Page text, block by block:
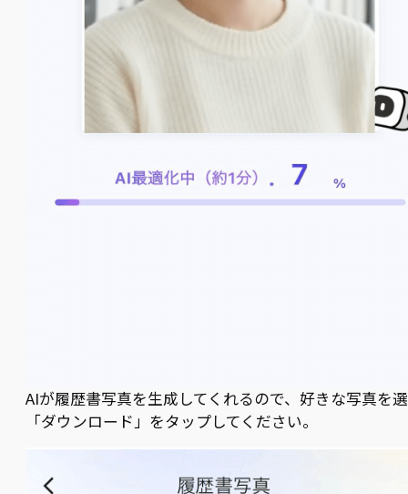
AIが履歴書写真を生成してくれるので、好きな写真を
「ダウンロード」をタップしてください。